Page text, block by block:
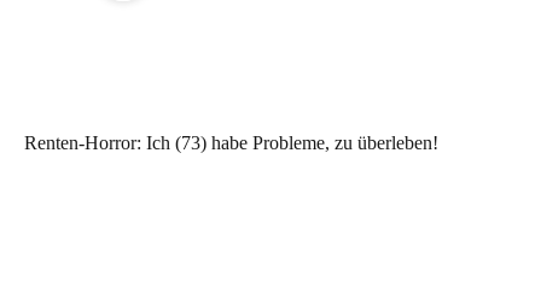
Renten-Horror: Ich (73) habe Probleme, zu überleben!